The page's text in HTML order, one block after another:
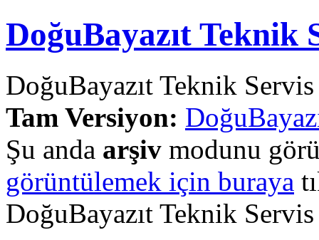
DoğuBayazıt Teknik
DoğuBayazıt Teknik Servis
Tam Versiyon:
Şu anda arşiv modunu
görüntülemek için buraya
DoğuBayazıt Teknik Servis